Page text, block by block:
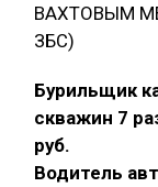
ВАХТОВЫМ
ЗБС)
Бурильщик
скважин 7
руб.
Водитель